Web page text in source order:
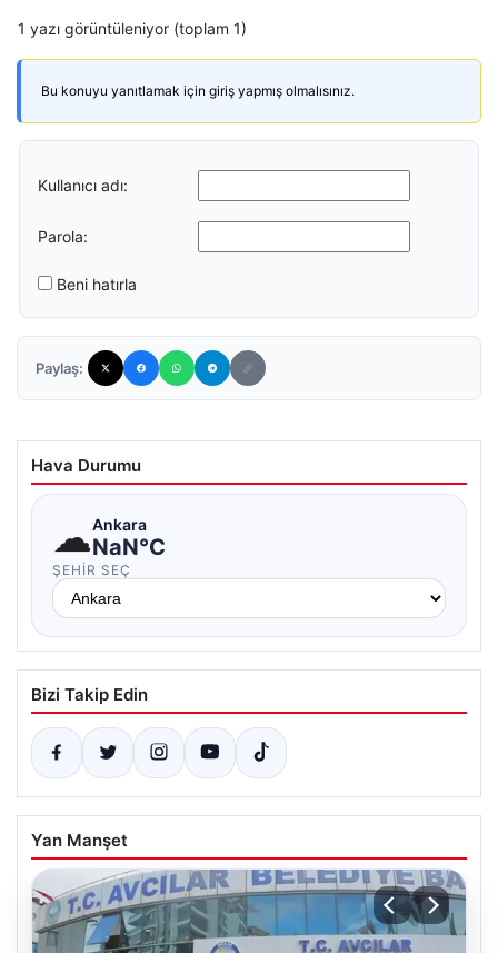
1 yazı görüntüleniyor (toplam 1)
Bu konuyu yanıtlamak için giriş yapmış olmalısınız.
Kullanıcı adı:
Parola:
Beni hatırla
Paylaş:
Hava Durumu
☁Ankara
NaN°C
ŞEHIR SEÇ
Bizi Takip Edin
Yan Manşet